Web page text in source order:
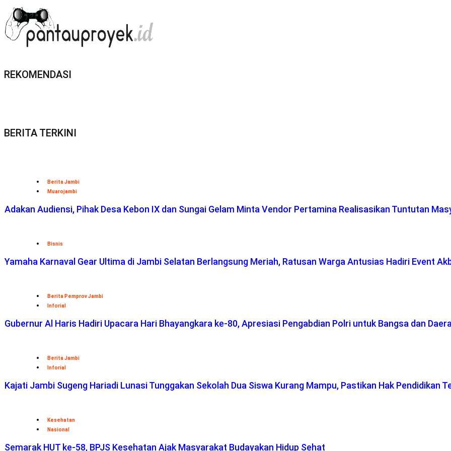
REKOMENDASI
BERITA TERKINI
Berita Jambi
Muarojambi
Adakan Audiensi, Pihak Desa Kebon IX dan Sungai Gelam Minta Vendor Pertamina Realisasikan Tuntutan
Bisnis
Yamaha Karnaval Gear Ultima di Jambi Selatan Berlangsung Meriah, Ratusan Warga Antusias Hadiri Event
Berita Pemprov Jambi
Inforial
Gubernur Al Haris Hadiri Upacara Hari Bhayangkara ke-80, Apresiasi Pengabdian Polri untuk Bangsa dan
Berita Jambi
Inforial
Kajati Jambi Sugeng Hariadi Lunasi Tunggakan Sekolah Dua Siswa Kurang Mampu, Pastikan Hak Pendidikan
Kesehatan
Nasional
Semarak HUT ke-58, BPJS Kesehatan Ajak Masyarakat Budayakan Hidup Sehat